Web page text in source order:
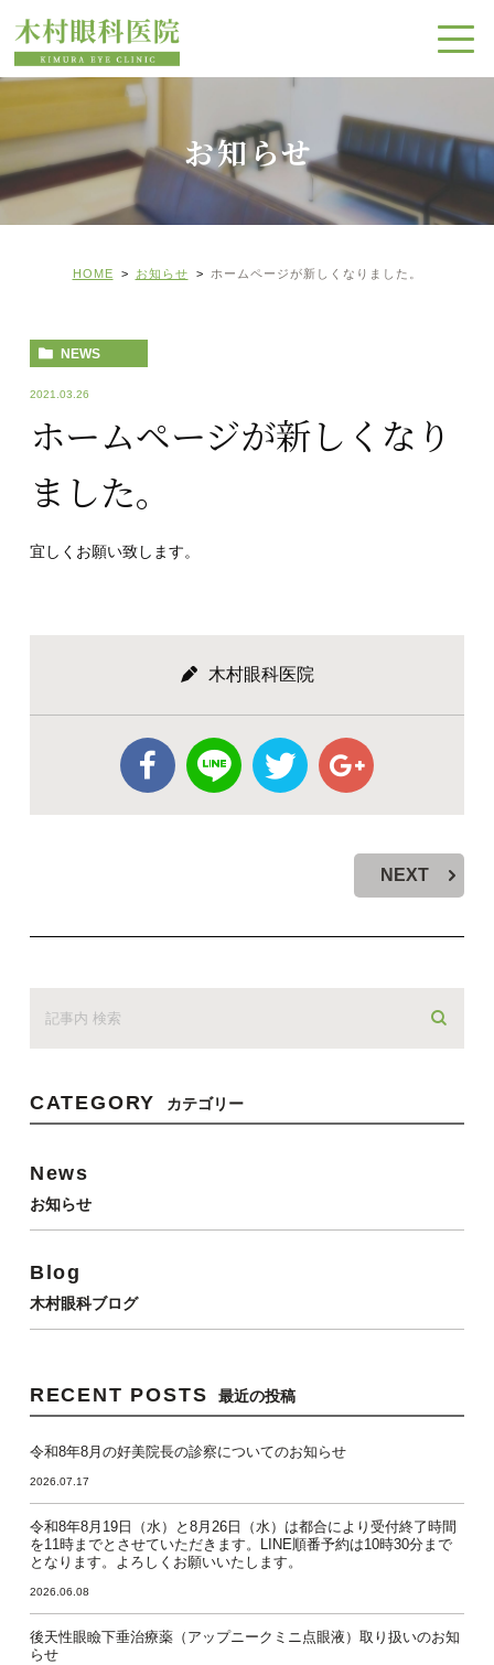
お知らせ
HOME お知らせ ホームページが新しくなりました。
NEWS
2021.03.26
ホームページが新しくなり
ました。
宜しくお願い致します。
木村眼科医院
NEXT
CATEGORY カテゴリー
News
お知らせ
Blog
木村眼科ブログ
RECENT POSTS 最近の投稿
令和8年8月の好美院長の診察についてのお知らせ
2026.07.17
令和8年8月19日（水）と8月26日（水）は都合により受付終了時間
を11時までとさせていただきます。LINE順番予約は10時30分まで
となります。よろしくお願いいたします。
2026.06.08
後天性眼瞼下垂治療薬（アップニークミニ点眼液）取り扱いのお知
らせ